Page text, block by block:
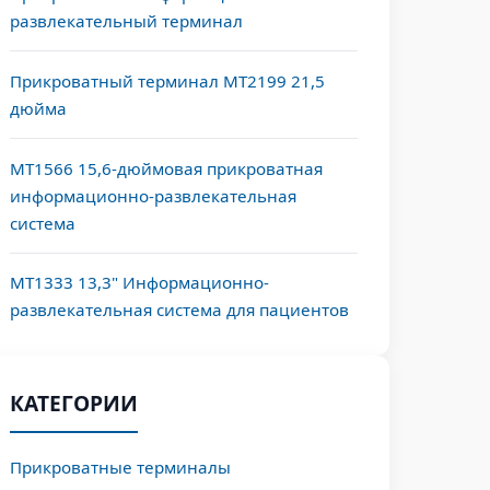
развлекательный терминал
Прикроватный терминал MT2199 21,5
дюйма
MT1566 15,6-дюймовая прикроватная
информационно-развлекательная
система
MT1333 13,3" Информационно-
развлекательная система для пациентов
КАТЕГОРИИ
Прикроватные терминалы